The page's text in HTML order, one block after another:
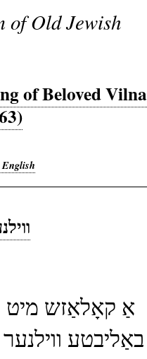
of Old Jewish
of Beloved Vilna
אַ קאָלאַזש מיט
באַליבטע ווילנער